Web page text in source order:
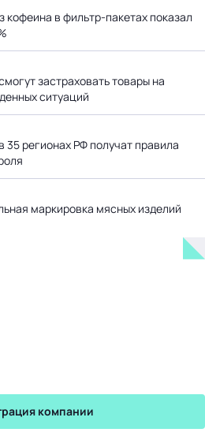
кофеина в фильтр-пакетах показал
застраховать товары на
ситуаций
35 регионах РФ получат правила
маркировка мясных изделий
компании